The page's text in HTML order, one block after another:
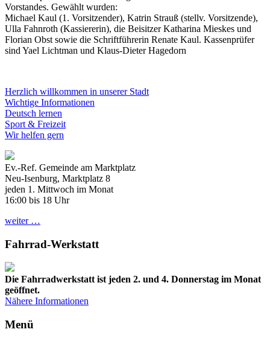
Vorstandes. Gewählt wurden:
Michael Kaul (1. Vorsitzender), Katrin Strauß (stellv. Vorsitzende),
Ulla Fahnroth (Kassiererin), die Beisitzer Katharina Mieskes und
Florian Obst sowie die Schriftführerin Renate Kaul. Kassenprüfer
sind Yael Lichtman und Klaus-Dieter Hagedorn
Herzlich willkommen in unserer Stadt
Wichtige Informationen
Deutsch lernen
Sport & Freizeit
Wir helfen gern
Ev.-Ref. Gemeinde am Marktplatz
Neu-Isenburg, Marktplatz 8
jeden 1. Mittwoch im Monat
16:00 bis 18 Uhr
weiter …
Fahrrad-Werkstatt
Die Fahrradwerkstatt ist jeden 2. und 4. Donnerstag im Monat
geöffnet.
Nähere Informationen
Menü